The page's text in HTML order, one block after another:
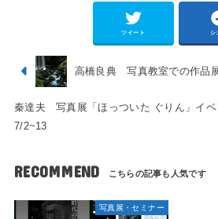
ツイート シ
高橋良典 写真教室での作品
秦達夫 写真展「ほっついた ぐりん」イベ
7/2~13
RECOMMEND
写真展・セミナー